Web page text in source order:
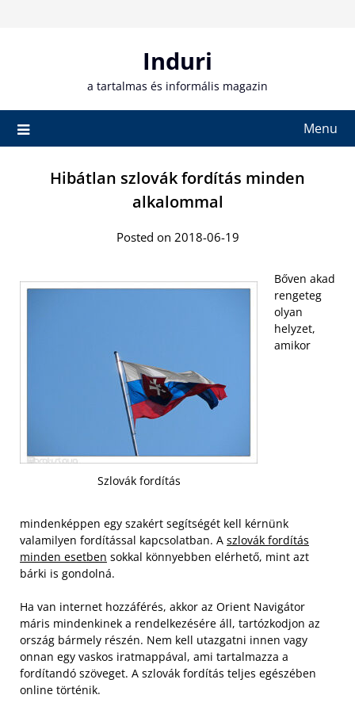
Induri
a tartalmas és informális magazin
Menu
Hibátlan szlovák fordítás minden
alkalommal
Posted on 2018-06-19
Szlovák fordítás
Bőven akad
rengeteg
olyan
helyzet,
amikor
mindenképpen egy szakért segítségét kell kérnünk
valamilyen fordítással kapcsolatban. A szlovák fordítás
minden esetben sokkal könnyebben elérhető, mint azt
bárki is gondolná.
Ha van internet hozzáférés, akkor az Orient Navigátor
máris mindenkinek a rendelkezésére áll, tartózkodjon az
ország bármely részén. Nem kell utazgatni innen vagy
onnan egy vaskos iratmappával, ami tartalmazza a
fordítandó szöveget. A szlovák fordítás teljes egészében
online történik.